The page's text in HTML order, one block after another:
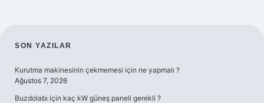
SIDEBAR
SON YAZILAR
Kurutma makinesinin çekmemesi için ne yapmalı ?
Ağustos 7, 2026
Buzdolabı için kaç kW güneş paneli gerekli ?